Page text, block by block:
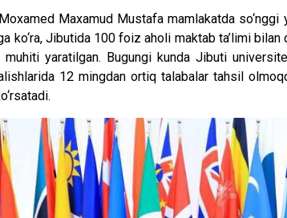
Maxamud Mustafa mamlakatda
ko‘ra, Jibutida 100 foiz aholi maktab ta’limi bilan
muhiti yaratilgan. Bugungi kunda Jibuti
12 mingdan ortiq talabalar tahsil